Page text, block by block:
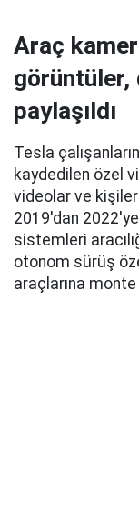
Araç
görüntüler,
paylaşıldı
Tesla
kaydedilen özel
videolar ve
2019'dan
sistemleri
otonom sürüş
araçlarına